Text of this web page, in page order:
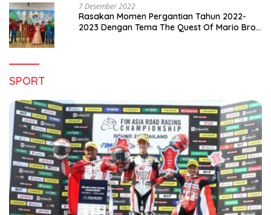
7 Desember 2022
Rasakan Momen Pergantian Tahun 2022-
2023 Dengan Tema The Quest Of Mario Bros
SPORT